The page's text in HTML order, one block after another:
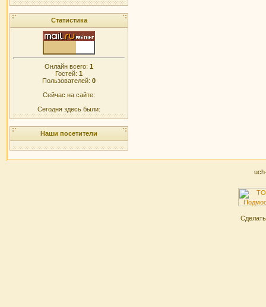
Статистика
Онлайн всего: 1
Гостей: 1
Пользователей: 0
Сейчас на сайте:
Сегодня здесь были:
Наши посетители